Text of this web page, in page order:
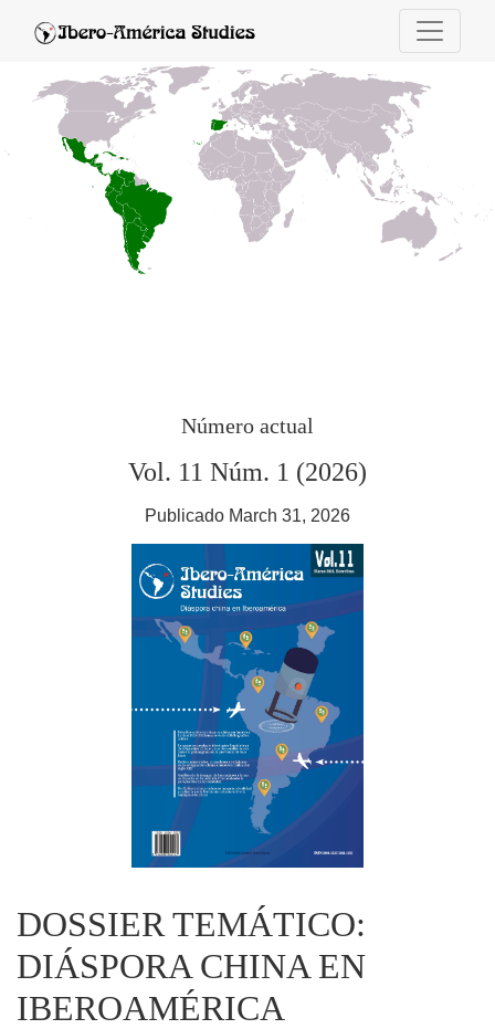
Número actual
Vol. 11 Núm. 1 (2026)
Publicado March 31, 2026
DOSSIER TEMÁTICO:
DIÁSPORA CHINA EN
IBEROAMÉRICA